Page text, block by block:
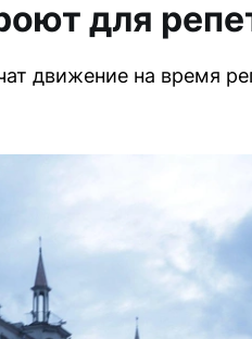
для
движение на время